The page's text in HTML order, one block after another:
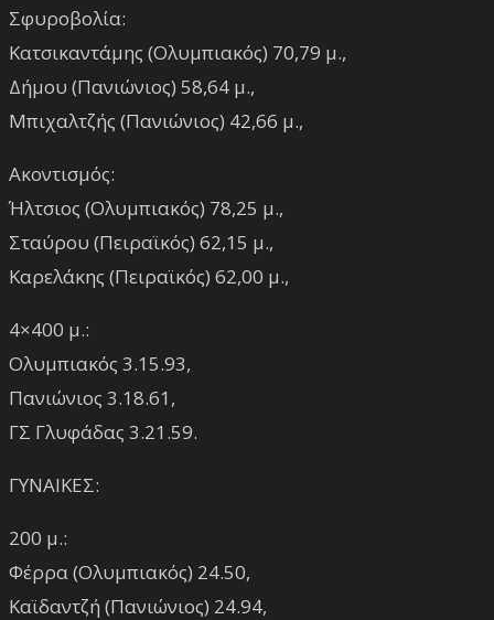
Σφυροβολία:
Κατσικαντάμης (Ολυμπιακός) 70,79 μ.,
Δήμου (Πανιώνιος) 58,64 μ.,
Μπιχαλτζής (Πανιώνιος) 42,66 μ.,
Ακοντισμός:
Ήλτσιος (Ολυμπιακός) 78,25 μ.,
Σταύρου (Πειραϊκός) 62,15 μ.,
Καρελάκης (Πειραϊκός) 62,00 μ.,
4×400 μ.:
Ολυμπιακός 3.15.93,
Πανιώνιος 3.18.61,
ΓΣ Γλυφάδας 3.21.59.
ΓΥΝΑΙΚΕΣ:
200 μ.:
Φέρρα (Ολυμπιακός) 24.50,
Καϊδαντζή (Πανιώνιος) 24.94,